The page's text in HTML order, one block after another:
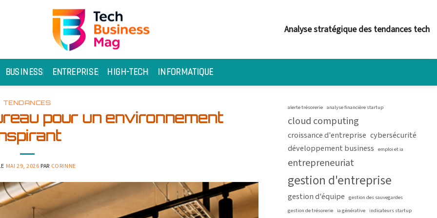
Analyse stratégique des tendances tech
BUSINESS ENTREPRISE HIGH-TECH INFORMATIQUE
TENDANCES
pour un environnement
MAI 29, 2026 PAR CORINNE
alerte trésorerie analyse financière startup
cloud computing
croissance d'entreprise cybersécurité
développement business emploi et ia
entrepreneuriat
gestion d'entreprise
gestion d'équipe gestion des sauvegardes
gestion de trésorerie ia générative indicateurs startup